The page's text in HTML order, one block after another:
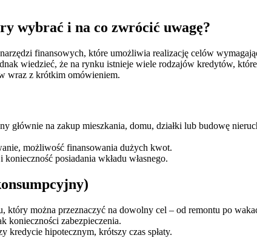
wybrać i na co zwrócić uwagę?
finansowych, które umożliwia realizację celów
wiedzieć, że na rynku istnieje wiele rodzajów kredytów,
wraz z krótkim omówieniem.
głównie na zakup mieszkania, domu, działki lub budowę
możliwość finansowania dużych kwot.
konieczność posiadania wkładu własnego.
który można przeznaczyć na dowolny cel – od remontu po
konieczności zabezpieczenia.
kredycie hipotecznym, krótszy czas spłaty.